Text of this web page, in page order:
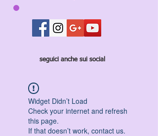
seguici anche sui social
Widget Didn’t Load
Check your internet and refresh
this page.
If that doesn’t work, contact us.